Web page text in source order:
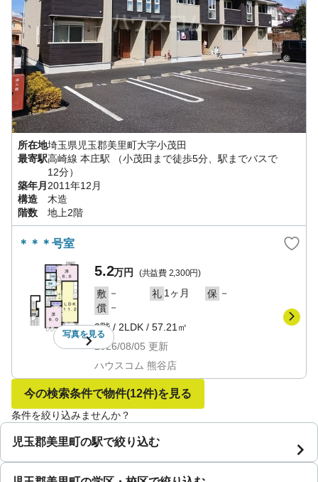
所在地埼玉県児玉郡美里町大字小茂田
最寄駅高崎線 本庄駅
（小茂田まで徒歩5分、駅までバスで
12分）
築年月 2011年12月
構造
木造
階数
地上2階
＊＊＊号室
写真を見る
5.2万円 (共益費 2,300円)
敷 － 礼 1ヶ月 保 －
償 －
2階/ 2LDK / 57.21㎡
2026/08/05 更新
ハウスコム 熊谷店
今の検索条件で物件(12件)を見る
条件を絞り込みませんか？
児玉郡美里町の駅で絞り込む